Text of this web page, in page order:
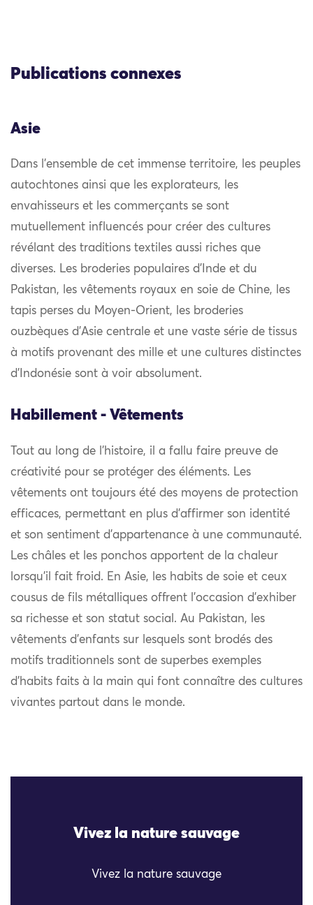
Publications connexes
Asie
Dans l’ensemble de cet immense territoire, les peuples
autochtones ainsi que les explorateurs, les
envahisseurs et les commerçants se sont
mutuellement influencés pour créer des cultures
révélant des traditions textiles aussi riches que
diverses. Les broderies populaires d’Inde et du
Pakistan, les vêtements royaux en soie de Chine, les
tapis perses du Moyen-Orient, les broderies
ouzbèques d’Asie centrale et une vaste série de tissus
à motifs provenant des mille et une cultures distinctes
d’Indonésie sont à voir absolument.
Habillement - Vêtements
Tout au long de l’histoire, il a fallu faire preuve de
créativité pour se protéger des éléments. Les
vêtements ont toujours été des moyens de protection
efficaces, permettant en plus d’affirmer son identité
et son sentiment d’appartenance à une communauté.
Les châles et les ponchos apportent de la chaleur
lorsqu’il fait froid. En Asie, les habits de soie et ceux
cousus de fils métalliques offrent l’occasion d’exhiber
sa richesse et son statut social. Au Pakistan, les
vêtements d’enfants sur lesquels sont brodés des
motifs traditionnels sont de superbes exemples
d’habits faits à la main qui font connaître des cultures
vivantes partout dans le monde.
Vivez la nature sauvage
Vivez la nature sauvage